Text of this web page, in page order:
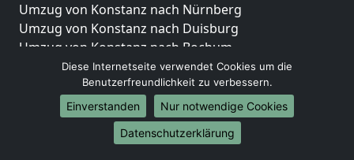
Umzug von Konstanz nach Nürnberg
Umzug von Konstanz nach Duisburg
Umzug von Konstanz nach Bochum
Umzug von Konstanz nach Wuppertal
Umzug von Konstanz nach Bielefeld
Umzug von Konstanz nach Bonn
Umzug von Konstanz nach Münster
Diese Internetseite verwendet Cookies um die
Benutzerfreundlichkeit zu verbessern.
Einverstanden
Nur notwendige Cookies
Datenschutzerklärung